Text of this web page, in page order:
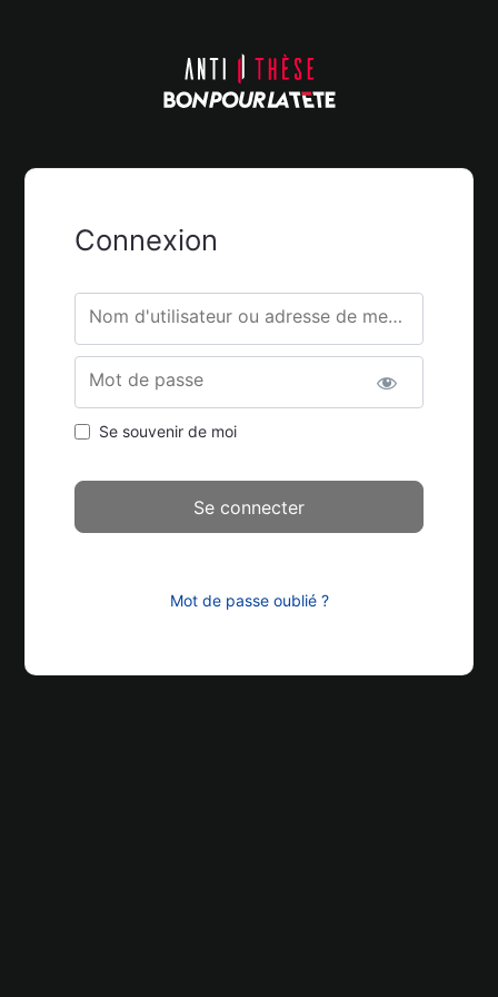
Connexion
Nom d'utilisateur ou adresse de messagerie.
Mot de passe
Se souvenir de moi
Mot de passe oublié ?